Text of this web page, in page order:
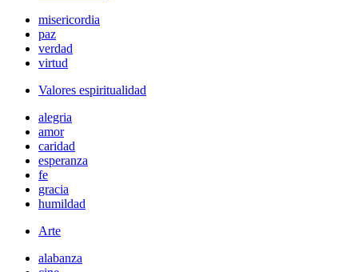
misericordia
paz
verdad
virtud
Valores espiritualidad
alegria
amor
caridad
esperanza
fe
gracia
humildad
Arte
alabanza